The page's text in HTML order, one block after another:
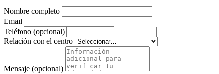
Nombre completo
Email
Teléfono (opcional)
Relación con el centro
Mensaje (opcional)